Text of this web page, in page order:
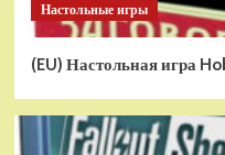
Настольные игры
(EU) Настольная игра